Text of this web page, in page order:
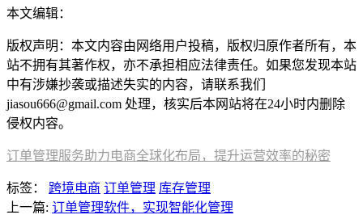
本文编辑：
版权声明：本文内容由网络用户投稿，版权归原作者所有，本
站不拥有其著作权，亦不承担相应法律责任。如果您发现本站
中有涉嫌抄袭或描述失实的内容，请联系我们
jiasou666@gmail.com 处理，核实后本网站将在24小时内删除
侵权内容。
订单管理服务助力电商全球化布局，提升运营效率的秘密
标签： 跨境电商 订单管理 库存管理
上一篇: 订单管理软件，实现智能化管理